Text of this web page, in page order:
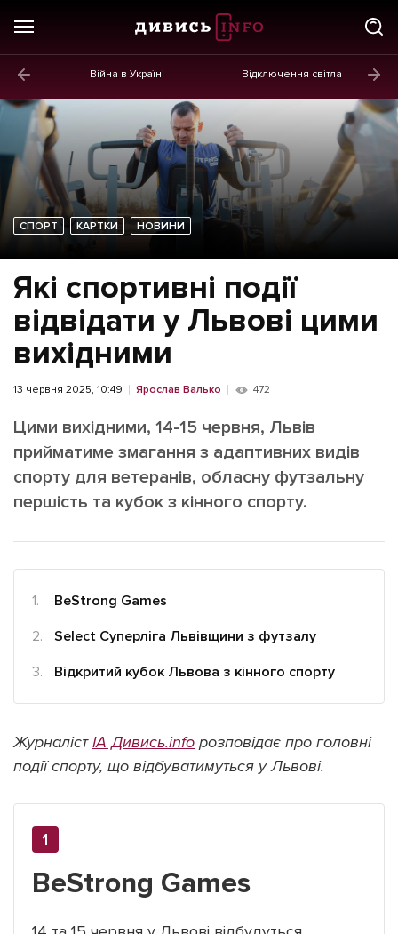
Війна в Україні Відключення світла
Новини
Політика
Економіка
Бізнес
Життя
Культура
Афіша
Інтерв'ю
Картки
Репортаж
Прес-релізи
Фото/Відео
Made in Lviv
Зв'язатися з нами
[email protected] Реклама на сайті
Політика конфіденційності
Підтримати dyvys.info
СПОРТ КАРТКИ НОВИНИ
Які спортивні події
відвідати у Львові цими
вихідними
13 червня 2025, 10:49 Ярослав Валько 472
Цими вихідними, 14-15 червня, Львів
прийматиме змагання з адаптивних видів
спорту для ветеранів, обласну футзальну
першість та кубок з кінного спорту.
BeStrong Games
Select Суперліга Львівщини з футзалу
Відкритий кубок Львова з кінного спорту
ЖурналістІА Дивись.info розповідає про головні
події спорту, що відбуватимуться у Львові.
BeStrong Games